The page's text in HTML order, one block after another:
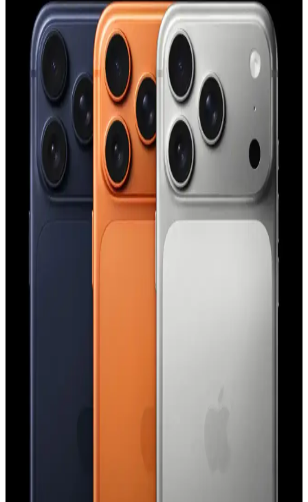
YoungKit iPhone 14 Pro Max kılıfı, dayanıklı malzeme ve şeffaf
tasarımıyla üstün koruma sağlar, estetik ve fonksiyonelliği bir arada
sunar, çevre dostudur ve manyetik şarj uyumludur.
Apple iPhone 11 Pro Max için şık ve dayanıklı TPU
malzemeden koruyucu kılıf
Şeffaf ve renkli tasarımıyla dikkat çeken Case 4U Omega Kapak,
dayanıklı TPU malzemeden üretilmiş olup, telefonunuzu estetik ve
fonksiyonellik açısından üstün seviyede korur.
iPhone Saat Uygulamasında Tıklama ve Süpürme
Hareketlerinin Güç Modlarına Göre Değişimi
iPhone saat uygulamasında saat ibrelerinin hareketi, düşük güç
modu aktifken tıklama, normal modda süpürme şeklinde gerçekleşir.
Bu değişim ekran yenileme hızı ve pil tasarrufu ile ilişkilidir.
Apple'ın Experience Etkinliği: M5 İşlemcili
MacBook, iPhone 17E ve Yeni Kontrol Teknolojileri
Apple'ın Experience etkinliği, M5 işlemcili yeni MacBook
arayüzler gibi yenilikleri tanıtacak. Etkinlik, Apple teknolojilerinde